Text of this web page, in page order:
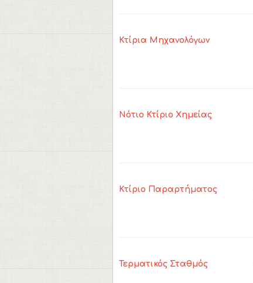
Κτίρια Μηχανολόγων
Νότιο Κτίριο Χημείας
Κτίριο Παραρτήματος
Τερματικός Σταθμός